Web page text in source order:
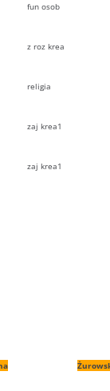
fun osob
z roz krea
religia
zaj krea1
zaj krea1